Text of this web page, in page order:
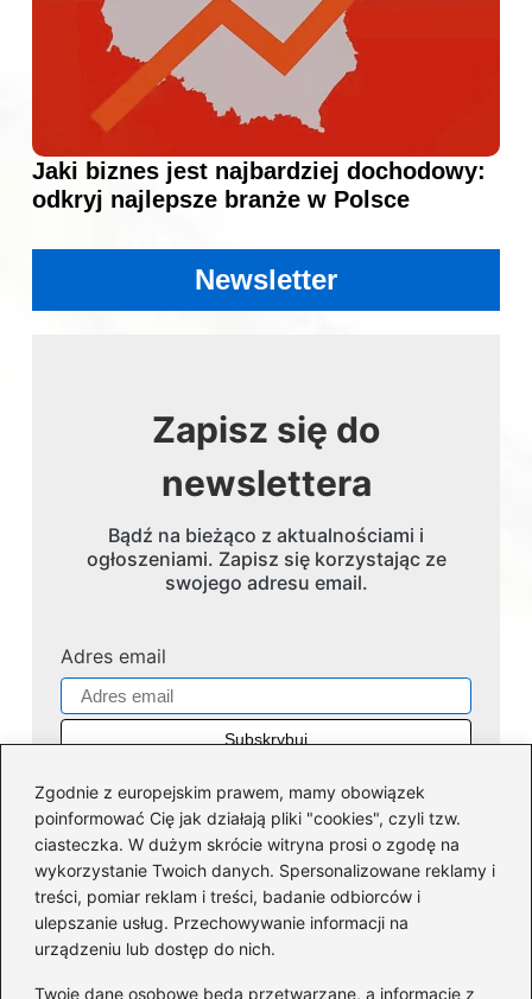
Zgodnie z europejskim prawem, mamy obowiązek
poinformować Cię jak działają pliki "cookies", czyli tzw.
ciasteczka. W dużym skrócie witryna prosi o zgodę na
wykorzystanie Twoich danych. Spersonalizowane reklamy i
treści, pomiar reklam i treści, badanie odbiorców i
ulepszanie usług. Przechowywanie informacji na
urządzeniu lub dostęp do nich.
Twoje dane osobowe będą przetwarzane, a informacje z
Jaki biznes jest najbardziej dochodowy:
odkryj najlepsze branże w Polsce
Newsletter
Zapisz się do
newslettera
Bądź na bieżąco z aktualnościami i
ogłoszeniami. Zapisz się korzystając ze
swojego adresu email.
Adres email
Kategorie
Dofinansowania(35)
Firmy (45)